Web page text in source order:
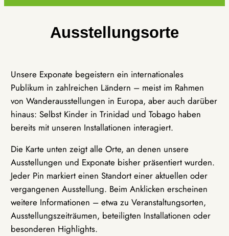
Ausstellungsorte
Unsere Exponate begeistern ein internationales
Publikum in zahlreichen Ländern – meist im Rahmen
von Wanderausstellungen in Europa, aber auch darüber
hinaus: Selbst Kinder in Trinidad und Tobago haben
bereits mit unseren Installationen interagiert.
Die Karte unten zeigt alle Orte, an denen unsere
Ausstellungen und Exponate bisher präsentiert wurden.
Jeder Pin markiert einen Standort einer aktuellen oder
vergangenen Ausstellung. Beim Anklicken erscheinen
weitere Informationen – etwa zu Veranstaltungsorten,
Ausstellungszeiträumen, beteiligten Installationen oder
besonderen Highlights.